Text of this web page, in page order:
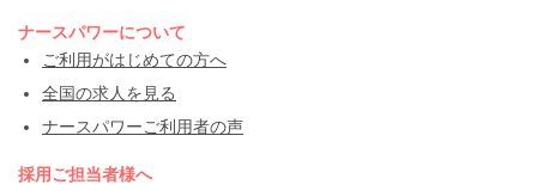
ナースパワーについて
ご利用がはじめての方へ
全国の求人を見る
ナースパワーご利用者の声
採用ご担当者様へ